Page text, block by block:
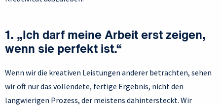
1. „Ich darf meine Arbeit erst zeigen,
wenn sie perfekt ist.“
Wenn wir die kreativen Leistungen anderer betrachten, sehen
wir oft nur das vollendete, fertige Ergebnis, nicht den
langwierigen Prozess, der meistens dahintersteckt. Wir